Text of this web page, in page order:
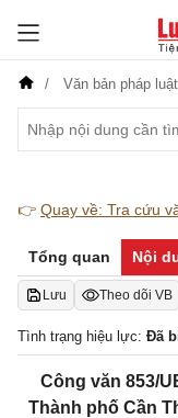
Văn bản pháp luật
👉 Quay về: Tra cứu
Tổng quan Nội
Lưu Theo dõi VB
Tình trạng hiệu lực: Đã
Công văn 853/
Thành phố Cần